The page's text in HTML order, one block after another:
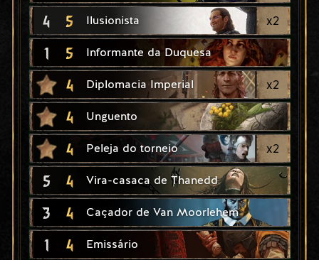
4 5 Ilusionista x2
1 5 Informante da Duquesa
4 Diplomacia Imperial x2
4 Unguento
4 Peleja do torneio x2
5 4 Vira-casaca de Thanedd
3 4 Caçador de Van Moorlehem
1 4 Emissário